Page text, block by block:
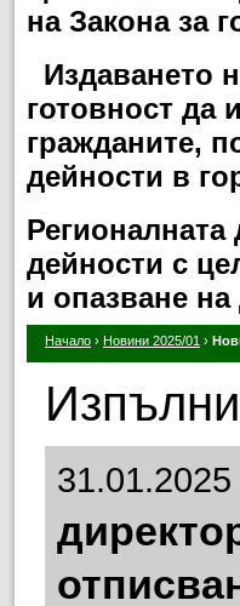
на Закона за
Издаването
готовност да
гражданите,
дейности в
дейности с
и опазване на
Начало › Новини 2025/01 ›
31.01.2025